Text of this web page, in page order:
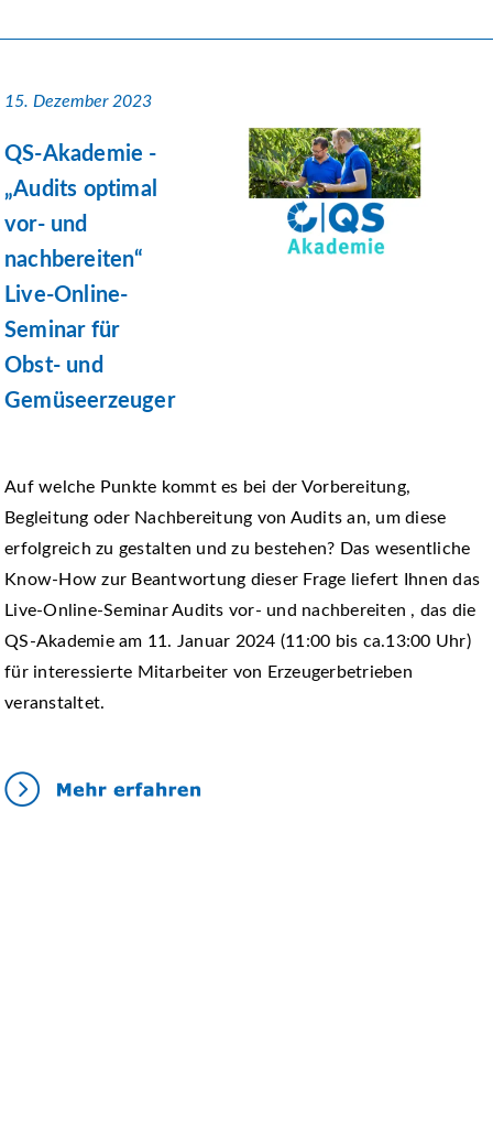
15. Dezember 2023
QS-Akademie -
„Audits optimal
vor- und
nachbereiten“
Live-Online-
Seminar für
Obst- und
Gemüseerzeuger
Auf welche Punkte kommt es bei der Vorbereitung,
Begleitung oder Nachbereitung von Audits an, um diese
erfolgreich zu gestalten und zu bestehen? Das wesentliche
Know-How zur Beantwortung dieser Frage liefert Ihnen das
Live-Online-Seminar Audits vor- und nachbereiten , das die
QS-Akademie am 11. Januar 2024 (11:00 bis ca.13:00 Uhr)
für interessierte Mitarbeiter von Erzeugerbetrieben
veranstaltet.